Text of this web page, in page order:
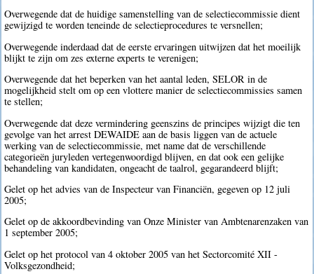
Overwegende dat de huidige samenstelling van de selectiecommissie dient
gewijzigd te worden teneinde de selectieprocedures te versnellen;
Overwegende inderdaad dat de eerste ervaringen uitwijzen dat het moeilijk
blijkt te zijn om zes externe experts te verenigen;
Overwegende dat het beperken van het aantal leden, SELOR in de
mogelijkheid stelt om op een vlottere manier de selectiecommissies samen
te stellen;
Overwegende dat deze vermindering geenszins de principes wijzigt die ten
gevolge van het arrest DEWAIDE aan de basis liggen van de actuele
werking van de selectiecommissie, met name dat de verschillende
categorieën juryleden vertegenwoordigd blijven, en dat ook een gelijke
behandeling van kandidaten, ongeacht de taalrol, gegarandeerd blijft;
Gelet op het advies van de Inspecteur van Financiën, gegeven op 12 juli
2005;
Gelet op de akkoordbevinding van Onze Minister van Ambtenarenzaken van
1 september 2005;
Gelet op het protocol van 4 oktober 2005 van het Sectorcomité XII -
Volksgezondheid;